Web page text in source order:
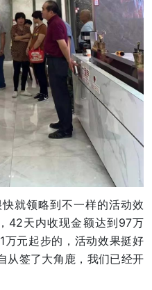
就领略到不一样的活动效
42天内收现金额达到97万
万元起步的，活动效果挺好
从签了大角鹿，我们已经开